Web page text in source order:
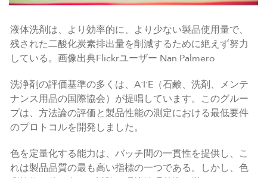
液体洗剤は、より効率的に、より少ない製品使用量で、
残された二酸化炭素排出量を削減するために絶えず努力
している。画像出典Flickrユーザー Nan Palmero
洗浄剤の評価基準の多くは、AˑIˑE（石鹸、洗剤、メンテ
ナンス用品の国際協会）が提唱しています。このグルー
プは、方法論の評価と製品性能の測定における最低要件
のプロトコルを開発しました。
色を定量化する能力は、バッチ間の一貫性を提供し、こ
れは製品品質の最も高い指標の一つである。しかし、色